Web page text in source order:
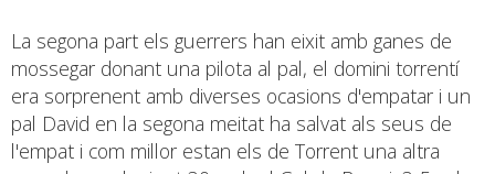
La segona part els guerrers han eixit amb ganes de
mossegar donant una pilota al pal, el domini torrentí
era sorprenent amb diverses ocasions d'empatar i un
pal David en la segona meitat ha salvat als seus de
l'empat i com millor estan els de Torrent una altra